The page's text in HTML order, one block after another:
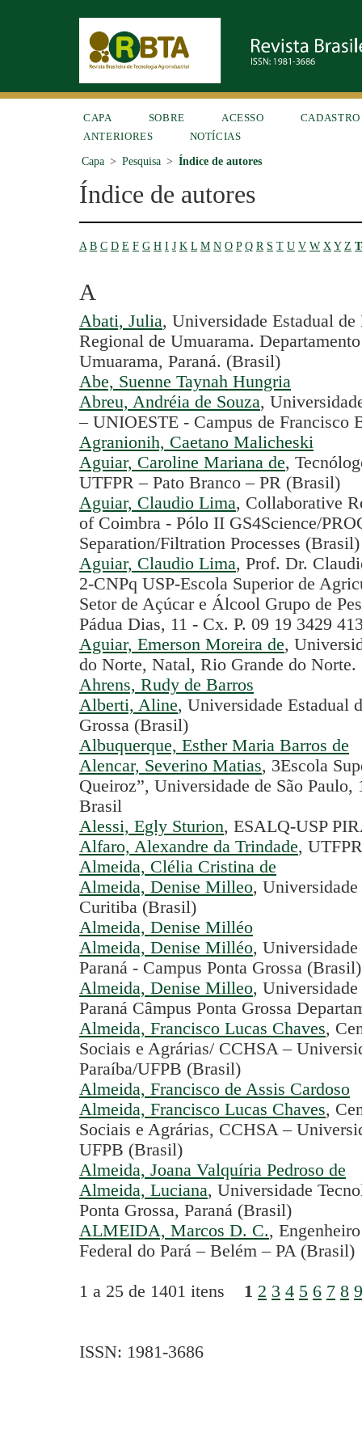
CAPA SOBRE ACESSO
CADASTRO
ANTERIORES
NOTÍCIAS
Capa > Pesquisa > Índice de autores
Índice de autores
A B C D E F G H I J K L M N O P Q R S T U V W X Y Z
A
Abati, Julia, Universidade Estadual
Regional de Umuarama.
Umuarama, Paraná. (Brasil)
Abe, Suenne Taynah Hungria
Abreu, Andréia de Souza,
– UNIOESTE - Campus de Francisco
Agranionih, Caetano Malicheski
Aguiar, Caroline Mariana de,
UTFPR – Pato Branco – PR (Brasil)
Aguiar, Claudio Lima, Collaborative
of Coimbra - Pólo II GS4Science/
Separation/Filtration Processes (Brasil)
Aguiar, Claudio Lima, Prof. Dr.
2-CNPq USP-Escola Superior de
Setor de Açúcar e Álcool Grupo de
Pádua Dias, 11 - Cx. P. 09 19 3429
Aguiar, Emerson Moreira de,
do Norte, Natal, Rio Grande do Norte.
Ahrens, Rudy de Barros
Alberti, Aline, Universidade Estadual
Grossa (Brasil)
Albuquerque, Esther Maria Barros de
Alencar, Severino Matias, 3Escola
Queiroz”, Universidade de São Paulo,
Brasil
Alessi, Egly Sturion, ESALQ-USP
Alfaro, Alexandre da Trindade, UTFPR
Almeida, Clélia Cristina de
Almeida, Denise Milleo,
Curitiba (Brasil)
Almeida, Denise Milléo
Almeida, Denise Milléo,
Paraná - Campus Ponta Grossa (Brasil)
Almeida, Denise Milleo,
Paraná Câmpus Ponta Grossa
Almeida, Francisco Lucas Chaves,
Sociais e Agrárias/ CCHSA –
Paraíba/UFPB (Brasil)
Almeida, Francisco de Assis Cardoso
Almeida, Francisco Lucas Chaves,
Sociais e Agrárias, CCHSA –
UFPB (Brasil)
Almeida, Joana Valquíria Pedroso de
Almeida, Luciana, Universidade
Ponta Grossa, Paraná (Brasil)
ALMEIDA, Marcos D. C.,
Federal do Pará – Belém – PA (Brasil)
1 a 25 de 1401 itens 1 2 3 4 5 6 7 8 9
ISSN: 1981-3686